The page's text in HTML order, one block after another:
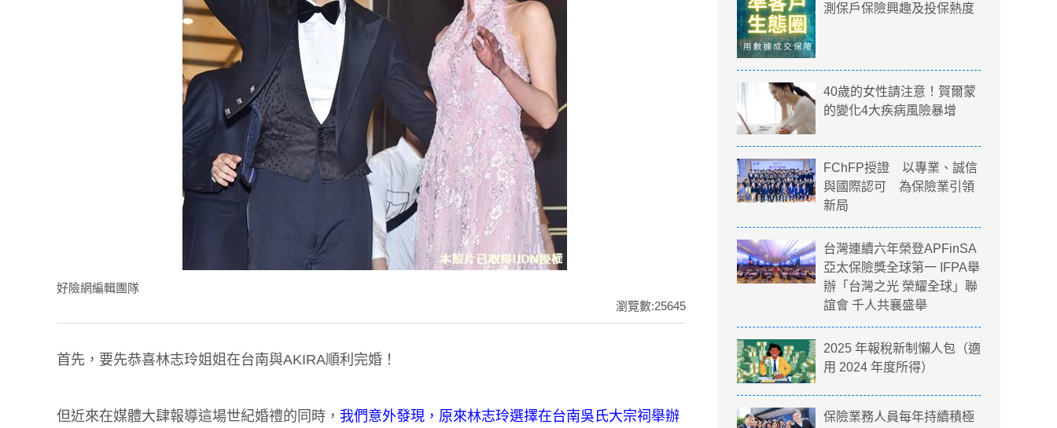
好險網編輯團隊
瀏覽數:25645
首先，要先恭喜林志玲姐姐在台南與AKIRA順利完婚！
但近來在媒體大肆報導這場世紀婚禮的同時， 我們意外發現，原來林志玲選擇在台南吳氏大宗祠舉辦
測保戶保險興趣及投保熱度
40歲的女性請注意！賀爾蒙
的變化4大疾病風險暴增
FChFP授證 以專業、誠信
與國際認可 為保險業引領
新局
台灣連續六年榮登APFinSA
亞太保險獎全球第一 IFPA舉
辦「台灣之光 榮耀全球」聯
誼會 千人共襄盛舉
2025 年報稅新制懶人包（適
用 2024 年度所得）
保險業務人員每年持續積極